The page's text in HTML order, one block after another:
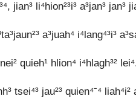
jian³ li⁴hion²³i³ a³jan³ jan³
a³juah⁴ i⁴lang⁴³i³
quieh¹ hlion⁴ i⁴hlagh³²
tsei⁴³ jau²³ quien⁴ˉ⁴ liah⁴i²